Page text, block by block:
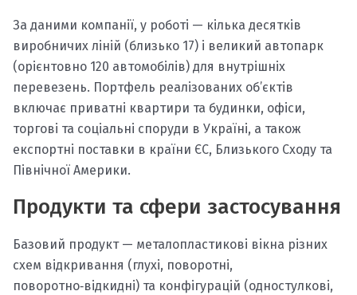
За даними компанії, у роботі — кілька десятків
виробничих ліній (близько 17) і великий автопарк
(орієнтовно 120 автомобілів) для внутрішніх
перевезень. Портфель реалізованих об’єктів
включає приватні квартири та будинки, офіси,
торгові та соціальні споруди в Україні, а також
експортні поставки в країни ЄС, Близького Сходу та
Північної Америки.
Продукти та сфери застосування
Базовий продукт — металопластикові вікна різних
схем відкривання (глухі, поворотні,
поворотно‑відкидні) та конфігурацій (одностулкові,